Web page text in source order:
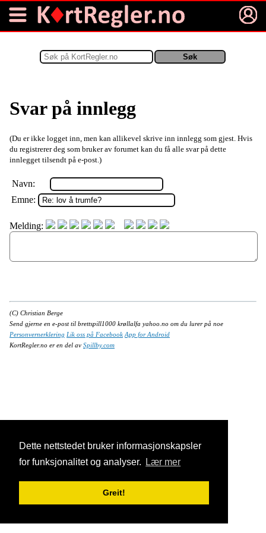
Dette nettstedet bruker informasjonskapsler
for funksjonalitet og analyser.
Lær mer
Greit!
Svar på innlegg
(Du er ikke logget inn, men kan allikevel skrive inn innlegg som gjest. Hvis
du registrerer deg som bruker av forumet kan du få alle svar på dette
innlegget tilsendt på e-post.)
Navn:
Emne:
Melding:
(C) Christian Berge
Send gjerne en e-post til brettspill1000 krøllalfa yahoo.no om du lurer på noe
Personvernerklering Lik oss på Facebook App for Android
KortRegler.no er en del av Spillby.com